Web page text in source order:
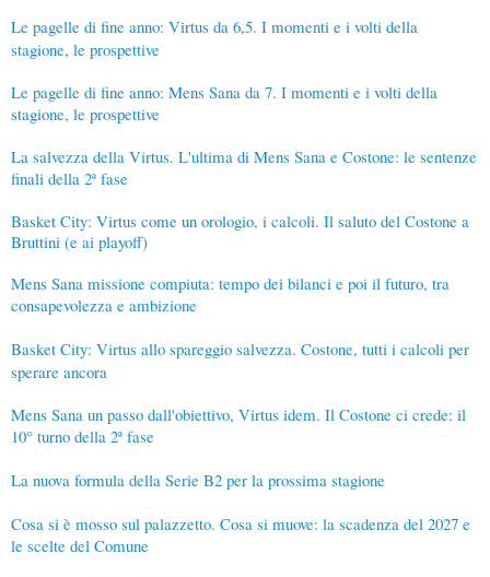
Le pagelle di fine anno: Virtus da 6,5. I momenti e i volti della
stagione, le prospettive
Le pagelle di fine anno: Mens Sana da 7. I momenti e i volti della
stagione, le prospettive
La salvezza della Virtus. L'ultima di Mens Sana e Costone: le sentenze
finali della 2ª fase
Basket City: Virtus come un orologio, i calcoli. Il saluto del Costone a
Bruttini (e ai playoff)
Mens Sana missione compiuta: tempo dei bilanci e poi il futuro, tra
consapevolezza e ambizione
Basket City: Virtus allo spareggio salvezza. Costone, tutti i calcoli per
sperare ancora
Mens Sana un passo dall'obiettivo, Virtus idem. Il Costone ci crede: il
10° turno della 2ª fase
La nuova formula della Serie B2 per la prossima stagione
Cosa si è mosso sul palazzetto. Cosa si muove: la scadenza del 2027 e
le scelte del Comune